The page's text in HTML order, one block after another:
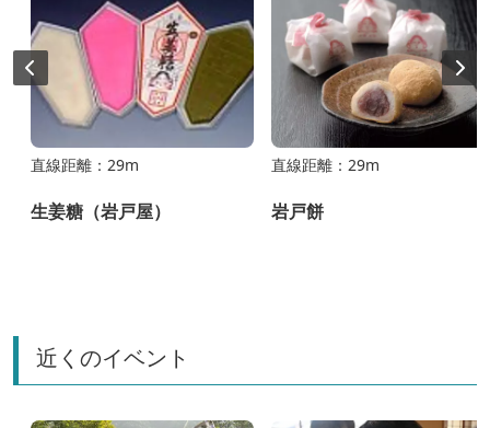
直線距離：29m
生姜糖（岩戸屋）
直線距離：29m
岩戸餅
近くのイベント